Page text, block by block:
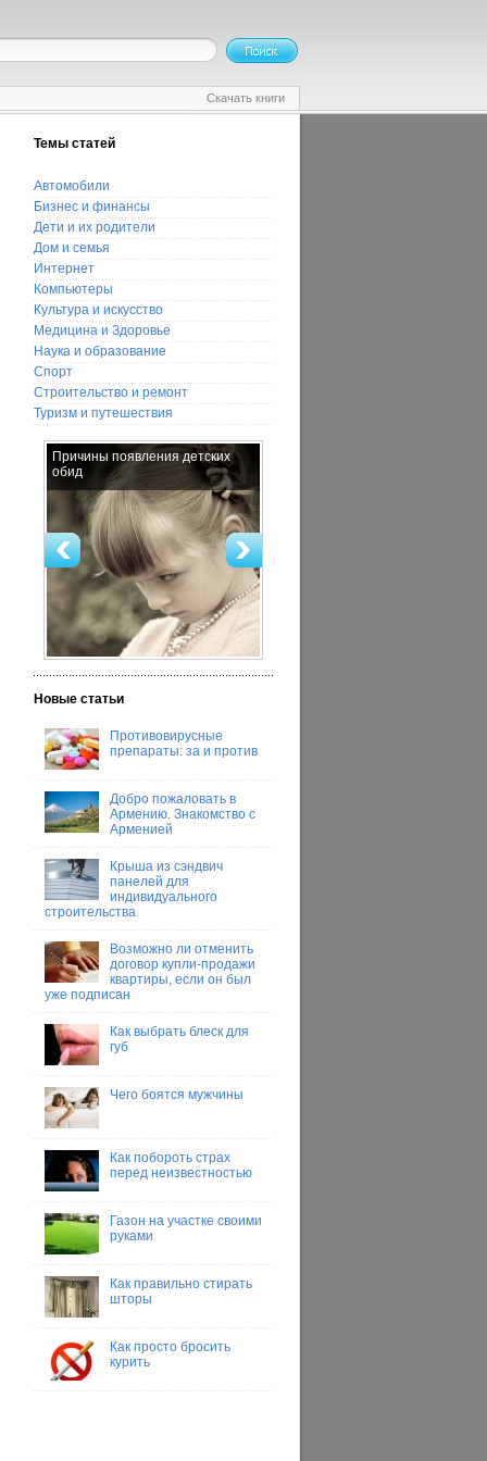
Скачать книги
Темы статей
Автомобили
Бизнес и финансы
Дети и их родители
Дом и семья
Интернет
Компьютеры
Культура и искусство
Медицина и Здоровье
Наука и образование
Спорт
Строительство и ремонт
Туризм и путешествия
Причины появления детских
обид
Новые статьи
Противовирусные
препараты: за и против
Добро пожаловать в
Армению. Знакомство с
Арменией
Крыша из сэндвич
панелей для
индивидуального
строительства
Возможно ли отменить
договор купли-продажи
квартиры, если он был
уже подписан
Как выбрать блеск для
губ
Чего боятся мужчины
Как побороть страх
перед неизвестностью
Газон на участке своими
руками
Как правильно стирать
шторы
Как просто бросить
курить